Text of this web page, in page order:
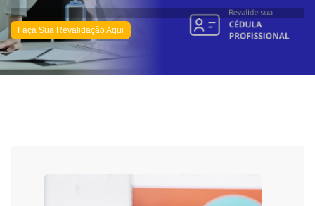
Faça Sua Revalidação Aqui